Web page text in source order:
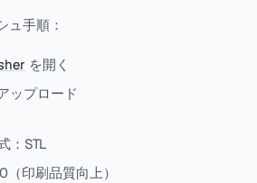
ュ手順：
を開く
ップロード
：STL
印刷品質向上）